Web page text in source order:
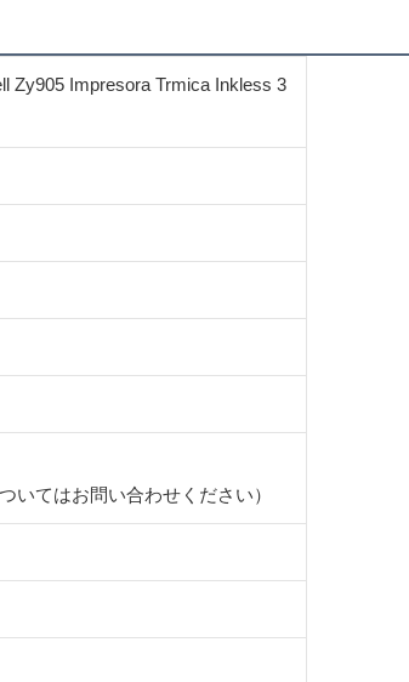
Zy905 Impresora Trmica Inkless 3
いてはお問い合わせください）